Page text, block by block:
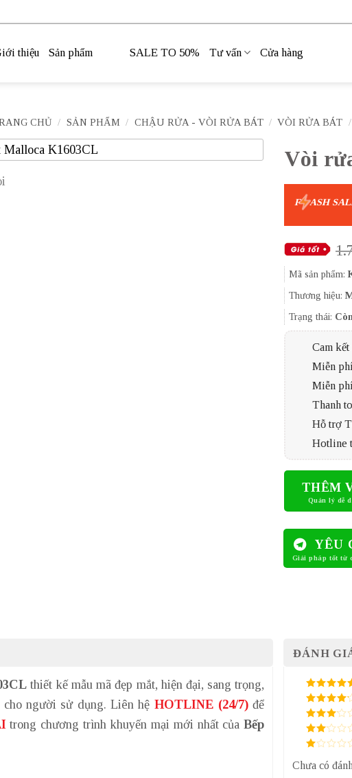
thiệu Sản phẩm SALE TO 50% Tư vấn Cửa hàng
CHỦ / SẢN PHẨM / CHẬU RỬA - VÒI RỬA BÁT / VÒI RỬA BÁT /
Vòi
F ASH
Mã sản phẩm:
Thương hiệu:
Trạng thái:
Cam
Miễn
Miễn
Thanh
Hỗ trợ
Hotline
THÊM
YÊU
thiết kế mẫu mã đẹp mắt, hiện đại, sang trọng,
người sử dụng. Liên hệ HOTLINE (24/7)để
trong chương trình khuyến mại mới nhất củaBếp
ĐÁNH
5/ 5 điểm
4/ 5
điểm
3/ 5
điểm
2/
điểm
/
Chưa có